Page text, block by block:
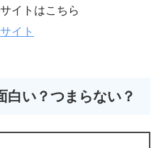
イトはこちら
イト
白い？つまらない？